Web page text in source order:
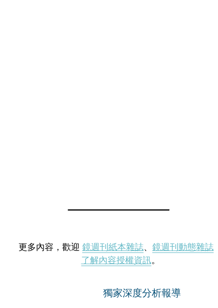
更多內容，歡迎 鏡週刊紙本雜誌、 鏡週刊動態雜誌
了解內容授權資訊。
獨家深度分析報導